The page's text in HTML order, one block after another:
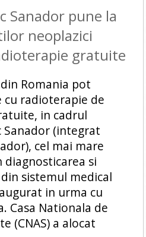
Sanador pune la
neoplazici
gratuite
Romania pot
radioterapie de
in cadrul
Sanador (integrat
cel mai mare
diagnosticarea si
sistemul medical
in urma cu
Casa Nationala de
(CNAS) a alocat